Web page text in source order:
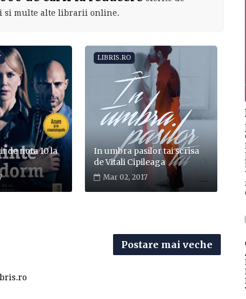
si multe alte librarii online.
de nota 10 la
LIBRIS.RO
In umbra pasilor tai scrisa
de Vitali Cipileaga
Mar 02, 2017
Postare mai veche